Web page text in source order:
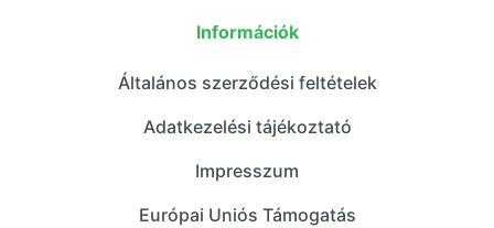
Információk
Általános szerződési feltételek
Adatkezelési tájékoztató
Impresszum
Európai Uniós Támogatás